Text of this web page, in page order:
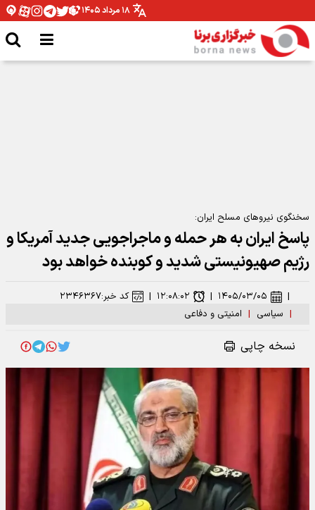
۱۸ مرداد ۱۴۰۵
سخنگوی نیرو‌های مسلح ایران:
پاسخ ایران به هر حمله و ماجراجویی جدید آمریکا و
رژیم صهیونیستی شدید و کوبنده خواهد بود
| سیاسی | امنیتی و دفاعی
| ۱۴۰۵/۰۳/۰۵ | ۱۲:۰۸:۰۲ | کد خبر:۲۳۴۶۳۶۷
نسخه چاپی